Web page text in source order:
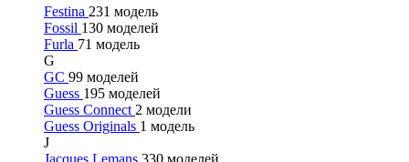
Festina 231 модель
Fossil 130 моделей
Furla 71 модель
G
GC 99 моделей
Guess 195 моделей
Guess Connect 2 модели
Guess Originals 1 модель
J
Jacques Lemans 330 моделей